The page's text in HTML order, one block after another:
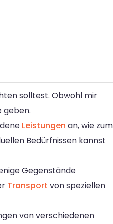
solltest. Obwohl mir
geben.
Leistungen an, wie zum
Bedürfnissen kannst
Gegenstände
Transport von speziellen
von verschiedenen